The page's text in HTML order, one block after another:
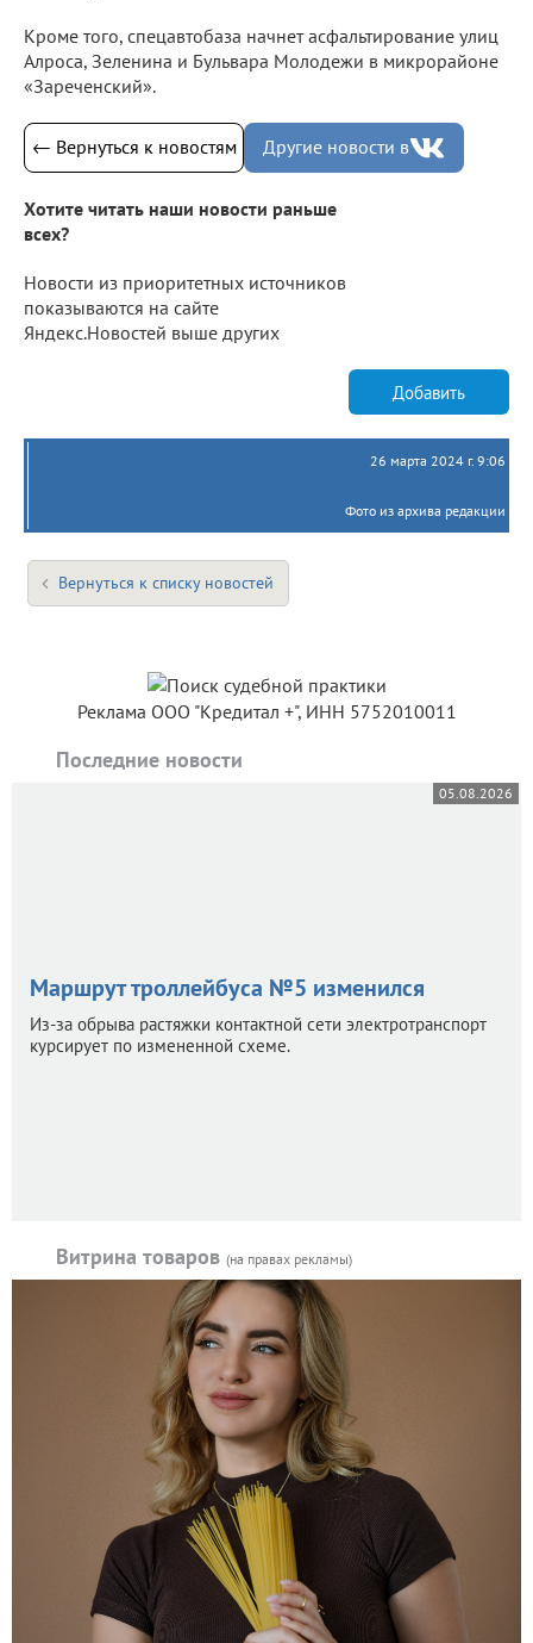
Кроме того, спецавтобаза начнет асфальтирование улиц
Алроса, Зеленина и Бульвара Молодежи в микрорайоне
«Зареченский».
← Вернуться к новостям Другие новости в
Хотите читать наши новости раньше
всех?
Новости из приоритетных источников
показываются на сайте
Яндекс.Новостей выше других
Добавить
26 марта 2024 г. 9:06
Фото из архива редакции
Вернуться к списку новостей
Реклама ООО "Кредитал +", ИНН 5752010011
Последние новости
05.08.2026
Маршрут троллейбуса №5 изменился
Из-за обрыва растяжки контактной сети электротранспорт
курсирует по измененной схеме.
Витрина товаров (на правах рекламы)